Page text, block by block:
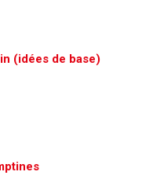
(idées de base)